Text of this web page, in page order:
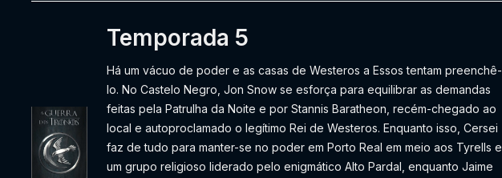
Temporada 5
Há um vácuo de poder e as casas de Westeros a Essos tentam preenchê-
lo. No Castelo Negro, Jon Snow se esforça para equilibrar as demandas
feitas pela Patrulha da Noite e por Stannis Baratheon, recém-chegado ao
local e autoproclamado o legítimo Rei de Westeros. Enquanto isso, Cersei
faz de tudo para manter-se no poder em Porto Real em meio aos Tyrells e
um grupo religioso liderado pelo enigmático Alto Pardal, enquanto Jaime